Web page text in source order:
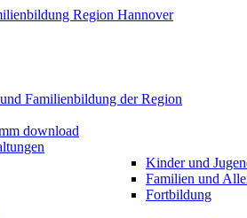
Familienbildung der Region
download
Kinder und
Familien und
Fortbildung